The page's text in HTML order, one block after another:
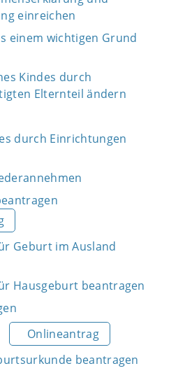
einreichen
einem wichtigen Grund
Kindes durch
Elternteil ändern
durch Einrichtungen
Geburt im Ausland
Hausgeburt beantragen
Onlineantrag
beantragen